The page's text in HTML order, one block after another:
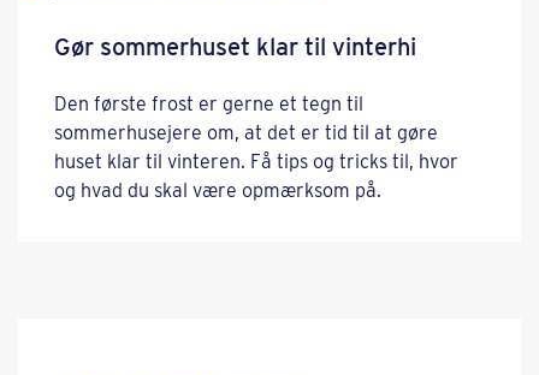
Gør sommerhuset klar til vinterhi
Den første frost er gerne et tegn til
sommerhusejere om, at det er tid til at gøre
huset klar til vinteren. Få tips og tricks til, hvor
og hvad du skal være opmærksom på.